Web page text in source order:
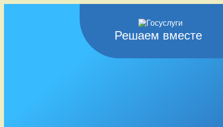
Решаем вместе